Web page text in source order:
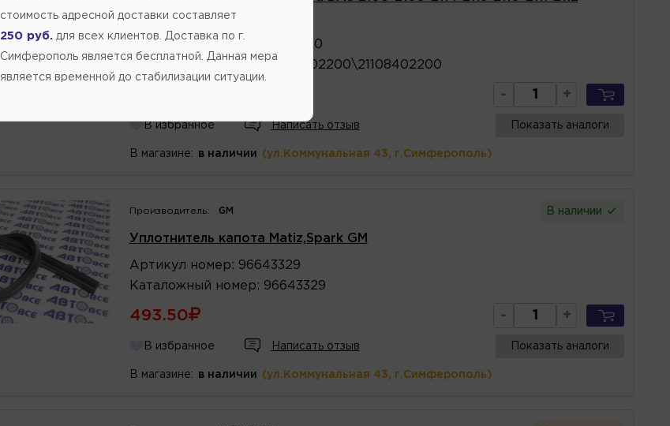
БАЛАКОВО
Артикул
21108402200
Каталожный номер 21088402200\21108402200
- +
В избранное Написать отзыв Показать аналоги
В магазине: в наличии (ул.Коммунальная 43, г.Симферополь)
Производитель: GM В наличии
Уплотнитель капота Matiz,Spark GM
Артикул номер : 96643329
Каталожный номер : 96643329
493.50 - +
В избранное Написать отзыв Показать аналоги
В магазине: в наличии (ул.Коммунальная 43, г.Симферополь)
стоимость адресной доставки составляет
250 руб. для всех клиентов. Доставка по г.
Симферополь является бесплатной. Данная мера
является временной до стабилизации ситуации.